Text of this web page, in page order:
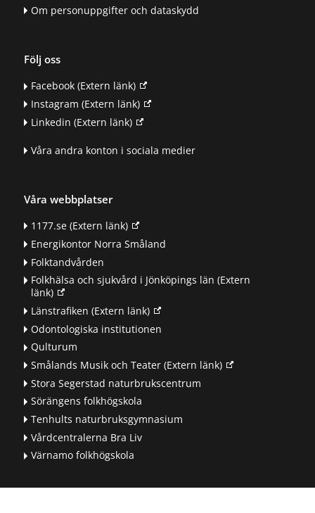
Om personuppgifter och dataskydd
Följ oss
Facebook(Extern länk)
Instagram (Extern länk)
Linkedin (Extern länk)
Våra andra konton i sociala medier
Våra webbplatser
1177.se(Extern länk)
Energikontor Norra Småland
Folktandvården
Folkhälsa och sjukvård i Jönköpings län (Extern
länk)
Länstrafiken (Extern länk)
Odontologiska institutionen
Qulturum
Smålands Musik och Teater(Extern länk)
Stora Segerstad naturbrukscentrum
Sörängens folkhögskola
Tenhults naturbruksgymnasium
Vårdcentralerna Bra Liv
Värnamo folkhögskola